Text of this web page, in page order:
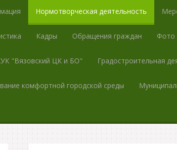
Нормотворческая деятельность
Кадры Обращения граждан Фото
"Вязовский ЦК и БО" Градостроительная
комфортной городской среды